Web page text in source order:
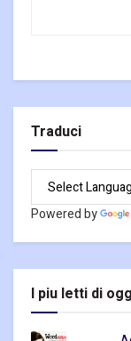
Traduci
Powered by
I piu letti di